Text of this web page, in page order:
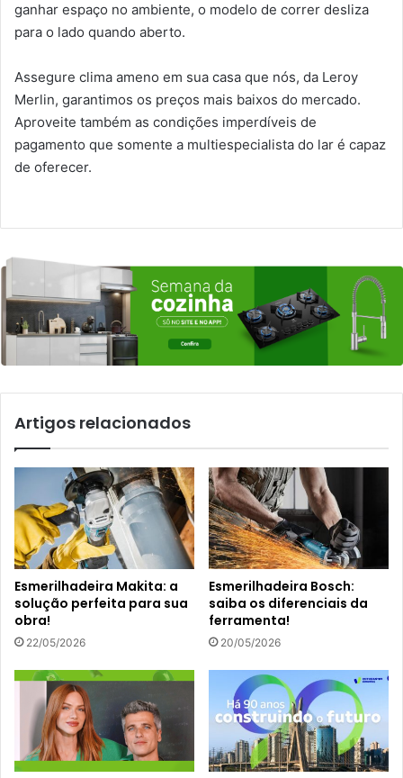
ganhar espaço no ambiente, o modelo de correr desliza
para o lado quando aberto.
Assegure clima ameno em sua casa que nós, da Leroy
Merlin, garantimos os preços mais baixos do mercado.
Aproveite também as condições imperdíveis de
pagamento que somente a multiespecialista do lar é capaz
de oferecer.
Artigos relacionados
Esmerilhadeira Makita: a
solução perfeita para sua
obra!
22/05/2026
Esmerilhadeira Bosch:
saiba os diferenciais da
ferramenta!
20/05/2026